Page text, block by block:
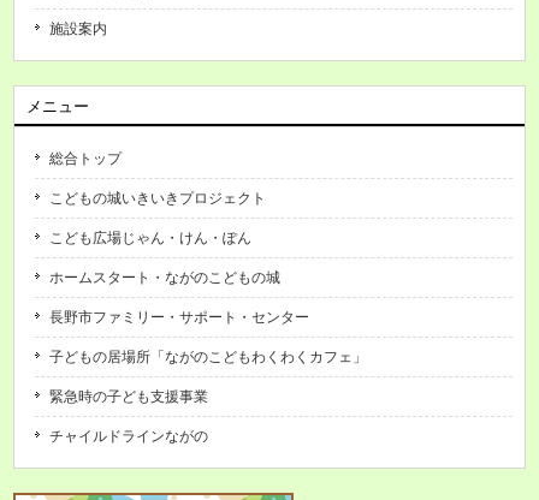
施設案内
メニュー
総合トップ
こどもの城いきいきプロジェクト
こども広場じゃん・けん・ぽん
ホームスタート・ながのこどもの城
長野市ファミリー・サポート・センター
子どもの居場所「ながのこどもわくわくカフェ」
緊急時の子ども支援事業
チャイルドラインながの